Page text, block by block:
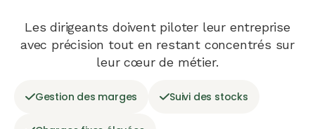
Les dirigeants doivent piloter leur entreprise
avec précision tout en restant concentrés sur
leur cœur de métier.
Gestion des marges Suivi des stocks